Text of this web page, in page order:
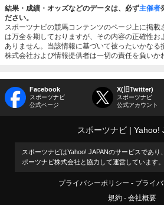
結果・成績・オッズなどのデータは、必ず主催者
ださい。
スポーツナビの競馬コンテンツのページ上に掲載
は万全を期しておりますが、その内容の正確性お
ありません。当該情報に基づいて被ったいかなる
株式会社および情報提供者は一切の責任を負いか
Facebook
スポーツナビ
公式ページ
X(旧Twitter)
スポーツナビ
公式アカウント
スポーツナビ Yahoo!
スポーツナビはYahoo! JAPANのサービスであり
ポーツナビ株式会社と協力して運営しています。
プライバシーポリシー
プライ
規約
会社概要